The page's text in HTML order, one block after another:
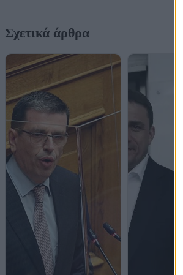
Σχετικά άρθρα